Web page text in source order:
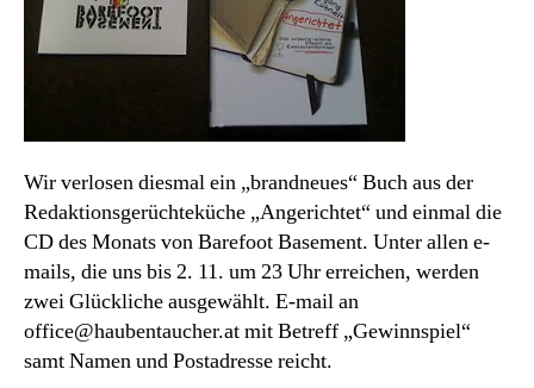
Wir verlosen diesmal ein „brandneues“ Buch aus der
Redaktionsgerüchteküche „Angerichtet“ und einmal die
CD des Monats von Barefoot Basement. Unter allen e-
mails, die uns bis 2. 11. um 23 Uhr erreichen, werden
zwei Glückliche ausgewählt. E-mail an
office@haubentaucher.at mit Betreff „Gewinnspiel“
samt Namen und Postadresse reicht.